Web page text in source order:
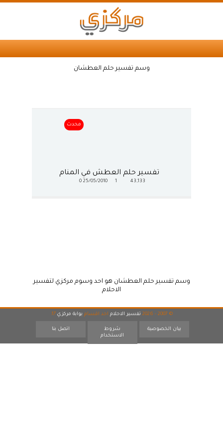
وسم تفسير حلم العطشان
محدث
تفسير حلم العطش في المنام
43,133
25/05/2010
0
وسم تفسير حلم العطشان هو احد وسوم مركزي لتفسير
الاحلام
© 2007 - 2026 تفسير الاحلام احد اقسام بوابة مركزي 17
بيان الخصوصية
شروط
الاستخدام
اتصل بنا